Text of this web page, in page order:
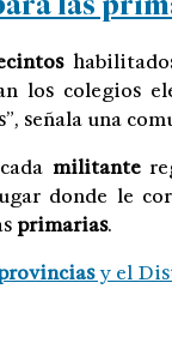
los colegios
señala una
militante
donde le
primarias.
y el